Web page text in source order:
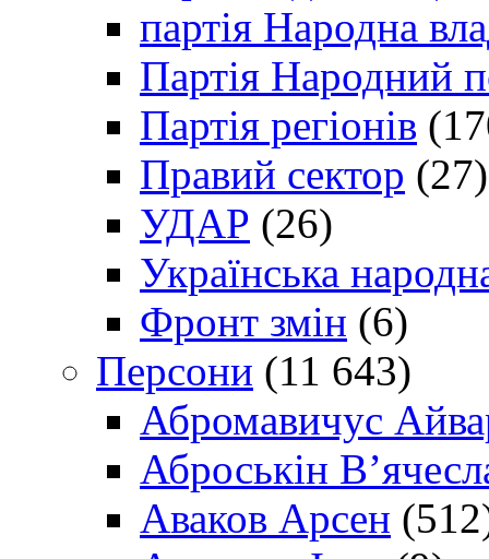
партія Народна
Партія Народний
Партія регіонів
Правий сектор (27)
УДАР (26)
Українська
Фронт змін (6)
Персони (11 643)
Абромавичус
Аброськін
Аваков Арсен